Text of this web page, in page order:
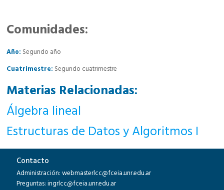
Comunidades:
Año: Segundo año
Cuatrimestre: Segundo cuatrimestre
Materias Relacionadas:
Álgebra lineal
Estructuras de Datos y Algoritmos I
Contacto
Administración: webmasterlcc@fceia.unr.edu.ar
Preguntas: ingrlcc@fceia.unr.edu.ar